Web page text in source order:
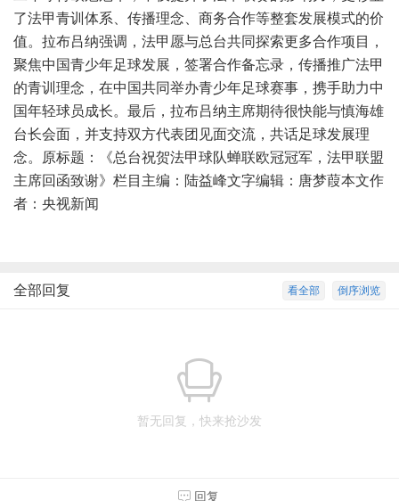
了法甲青训体系、传播理念、商务合作等整套发展模式的价
值。拉布吕纳强调，法甲愿与总台共同探索更多合作项目，
聚焦中国青少年足球发展，签署合作备忘录，传播推广法甲
的青训理念，在中国共同举办青少年足球赛事，携手助力中
国年轻球员成长。最后，拉布吕纳主席期待很快能与慎海雄
台长会面，并支持双方代表团见面交流，共话足球发展理
念。原标题：《总台祝贺法甲球队蝉联欧冠冠军，法甲联盟
主席回函致谢》栏目主编：陆益峰文字编辑：唐梦葭本文作
者：央视新闻
倒序浏览
看全部
全部回复
暂无回复，快来抢沙发
回复